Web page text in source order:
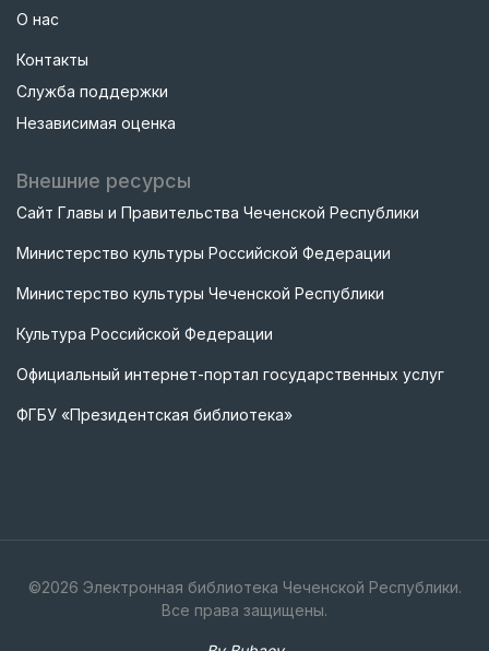
О нас
Контакты
Служба поддержки
Независимая оценка
Внешние ресурсы
Сайт Главы и Правительства Чеченской Республики
Министерство культуры Российской Федерации
Министерство культуры Чеченской Республики
Культура Российской Федерации
Официальный интернет-портал государственных услуг
ФГБУ «Президентская библиотека»
©2026 Электронная библиотека Чеченской Республики.
Все права защищены.